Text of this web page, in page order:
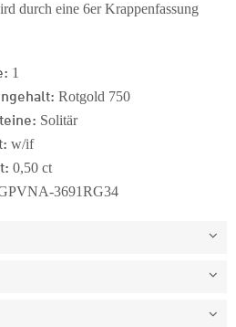
durch eine 6er Krappenfassung
1
Rotgold 750
Solitär
w/if
0,50 ct
3691RG34